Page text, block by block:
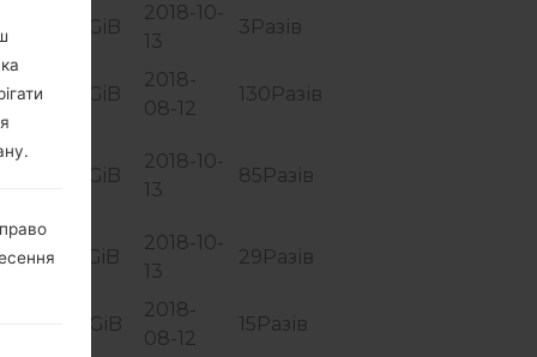
1.73 GiB
2018-10-
13
3Разів
1.32 GiB
2018-
08-12
130Разів
1.68 GiB
2018-10-
13
85Разів
1.35 GiB
2018-10-
13
29Разів
1.48 GiB
2018-
08-12
15Разів